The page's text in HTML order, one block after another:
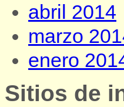
abril 2014
marzo
enero
Sitios de